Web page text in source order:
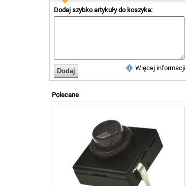
Dodaj szybko artykuły do koszyka:
Więcej informacji
Polecane